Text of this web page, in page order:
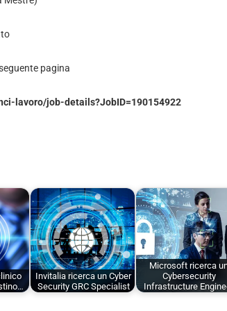
pagina
lavoro/job-details?JobID=190154922
Invitalia ricerca un Cyber
Security GRC Specialist
Microsoft ricerca
Cybersecurity
Infrastructure